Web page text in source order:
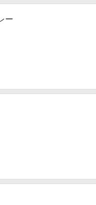
ー